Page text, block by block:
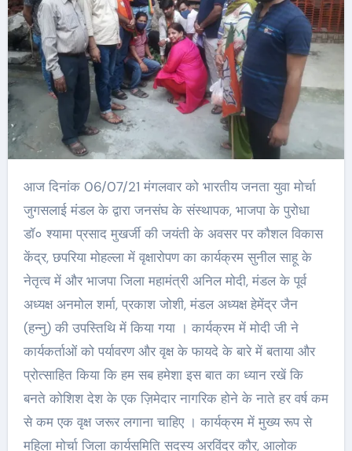
आज दिनांक 06/07/21 मंगलवार को भारतीय जनता युवा मोर्चा
जुगसलाई मंडल के द्वारा जनसंघ के संस्थापक, भाजपा के पुरोधा
डॉ० श्यामा प्रसाद मुखर्जी की जयंती के अवसर पर कौशल विकास
केंद्र, छपरिया मोहल्ला में वृक्षारोपण का कार्यक्रम सुनील साहू के
नेतृत्व में और भाजपा जिला महामंत्री अनिल मोदी, मंडल के पूर्व
अध्यक्ष अनमोल शर्मा, प्रकाश जोशी, मंडल अध्यक्ष हेमेंद्र जैन
(हन्नु) की उपस्तिथि में किया गया । कार्यक्रम में मोदी जी ने
कार्यकर्ताओं को पर्यावरण और वृक्ष के फायदे के बारे में बताया और
प्रोत्साहित किया कि हम सब हमेशा इस बात का ध्यान रखें कि
बनते कोशिश देश के एक ज़िमेदार नागरिक होने के नाते हर वर्ष कम
से कम एक वृक्ष जरूर लगाना चाहिए । कार्यक्रम में मुख्य रूप से
महिला मोर्चा जिला कार्यसमिति सदस्य अरविंदर कौर, आलोक